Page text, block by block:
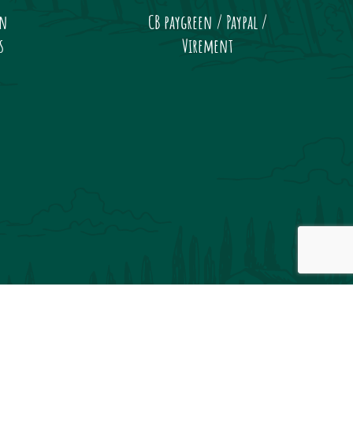
CB paygreen / Paypal /
Virement